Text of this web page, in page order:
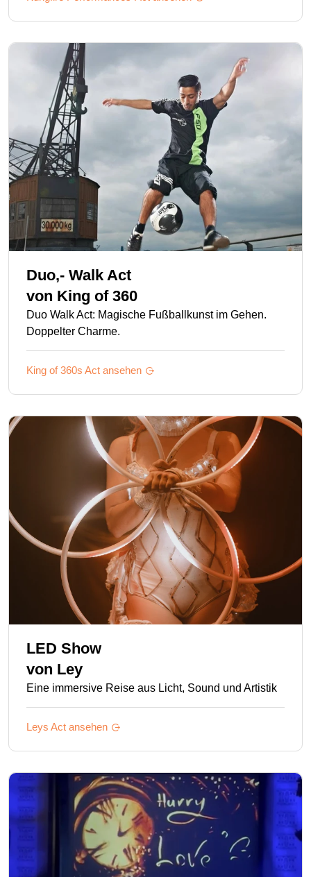
Duo,- Walk Act
von King of 360
Duo Walk Act: Magische Fußballkunst im Gehen.
Doppelter Charme.
King of 360s Act ansehen
LED Show
von Ley
Eine immersive Reise aus Licht, Sound und Artistik
Leys Act ansehen